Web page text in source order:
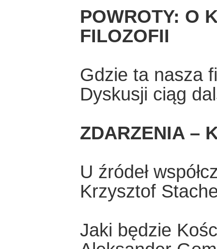
POWROTY: O
FILOZOFII
Gdzie ta nasza
Dyskusji ciąg
ZDARZENIA –
U źródeł
Krzysztof
Jaki będzie